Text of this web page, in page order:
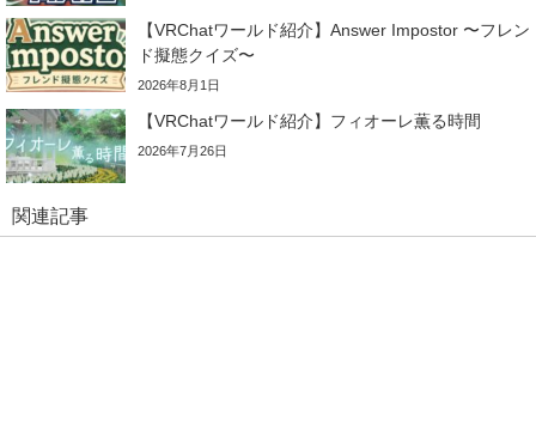
【VRChatワールド紹介】Answer Impostor 〜フレン
ド擬態クイズ〜
2026年8月1日
【VRChatワールド紹介】フィオーレ薫る時間
2026年7月26日
関連記事